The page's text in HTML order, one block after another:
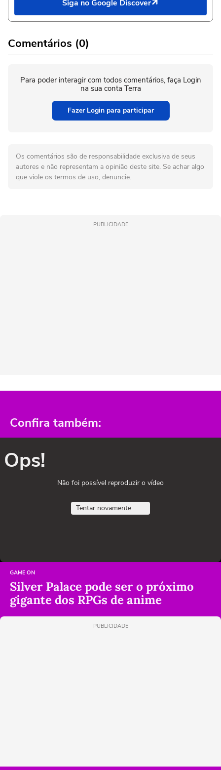
Siga no Google Discover
Comentários (0)
Para poder interagir com todos comentários, faça Login
na sua conta Terra
Fazer Login para participar
Os comentários são de responsabilidade exclusiva de seus
autores e não representam a opinião deste site. Se achar algo
que viole os termos de uso, denuncie.
PUBLICIDADE
Confira também:
Ops!
Não foi possível reproduzir o vídeo
Tentar novamente
GAME ON
Silver Palace pode ser o próximo
gigante dos RPGs de anime
PUBLICIDADE